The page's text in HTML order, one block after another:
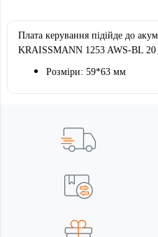
Плата керування підійде до
KRAISSMANN 1253 AWS-BL
Розміри: 59*63 мм